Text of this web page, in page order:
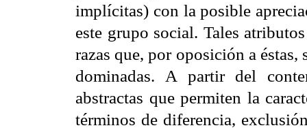
implícitas) con la posible
este grupo social. Tales
razas que, por oposición a
dominadas. A partir del
abstractas que permiten la
términos de diferencia,